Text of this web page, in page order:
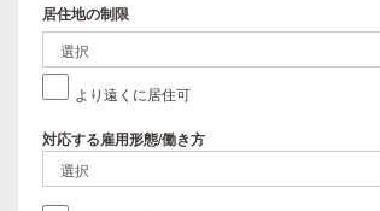
居住地の制限
より遠くに居住可
対応する雇用形態/働き方